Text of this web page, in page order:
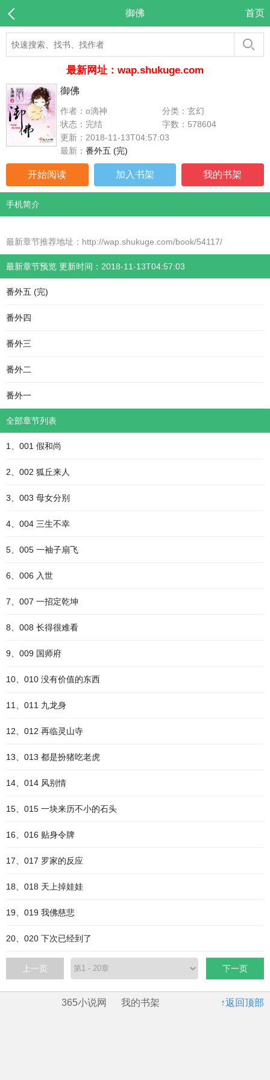
御佛 首页
最新网址：wap.shukuge.com
御佛
作者：o滴神
分类：玄幻
状态：完结
字数：578604
更新：2018-11-13T04:57:03
最新： 番外五 (完)
开始阅读 加入书架 我的书架
手机简介
最新章节推荐地址：http://wap.shukuge.com/book/54117/
最新章节预览 更新时间：2018-11-13T04:57:03
番外五 (完)
番外四
番外三
番外二
番外一
全部章节列表
1、001 假和尚
2、002 狐丘来人
3、003 母女分别
4、004 三生不幸
5、005 一袖子扇飞
6、006 入世
7、007 一招定乾坤
8、008 长得很难看
9、009 国师府
10、010 没有价值的东西
11、011 九龙身
12、012 再临灵山寺
13、013 都是扮猪吃老虎
14、014 风别情
15、015 一块来历不小的石头
16、016 贴身令牌
17、017 罗家的反应
18、018 天上掉娃娃
19、019 我佛慈悲
20、020 下次已经到了
上一页 下一页
↑返回顶部
365小说网 我的书架